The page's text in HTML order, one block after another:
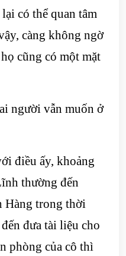
có thể quan tâm
càng không ngờ
cũng có một mặt
người vẫn muốn ở
điều ấy, khoảng
thường đến
Hàng trong thời
đưa tài liệu cho
phòng của cô thì